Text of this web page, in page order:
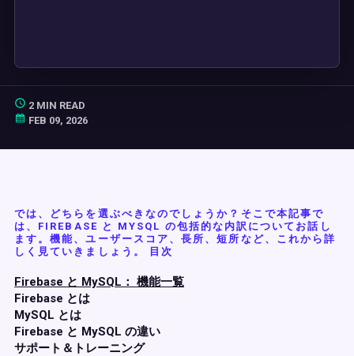
2 MIN READ
FEB 09, 2026
では、どちらを選ぶべきなのでしょうか？そこで本記事で
は、FIREBASE と MYSQL の包括的な内訳についてお話し
ます。機能、ユーザースコア、長所、短所など、これから詳
しく見ていきましょう。 目次
Firebase と MySQL： 機能一覧
Firebase とは
MySQL とは
Firebase と MySQL の違い
サポート＆トレーニング